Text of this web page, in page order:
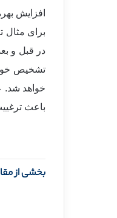
افزایش
برای مثال
تشخیص
خواهد شد.
باعث
بخشی از